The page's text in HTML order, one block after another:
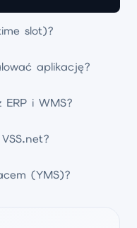
slot)?
aplikację?
i WMS?
(YMS)?